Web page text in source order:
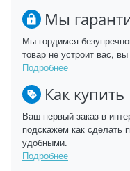
Мы
Мы гордимся
товар не устроит вас,
Подробнее
Как купить
Ваш первый заказ в
подскажем как сделать
удобными.
Подробнее